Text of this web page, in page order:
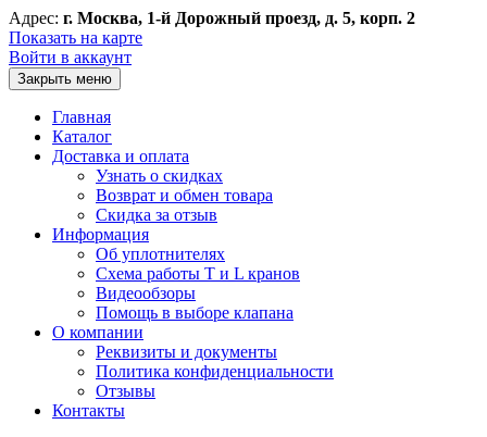
Адрес: г. Москва, 1-й Дорожный проезд, д. 5, корп. 2
Показать на карте
Войти в аккаунт
Закрыть меню
Главная
Каталог
Доставка и оплата
Узнать о скидках
Возврат и обмен товара
Скидка за отзыв
Информация
Об уплотнителях
Схема работы T и L кранов
Видеообзоры
Помощь в выборе клапана
О компании
Реквизиты и документы
Политика конфиденциальности
Отзывы
Контакты